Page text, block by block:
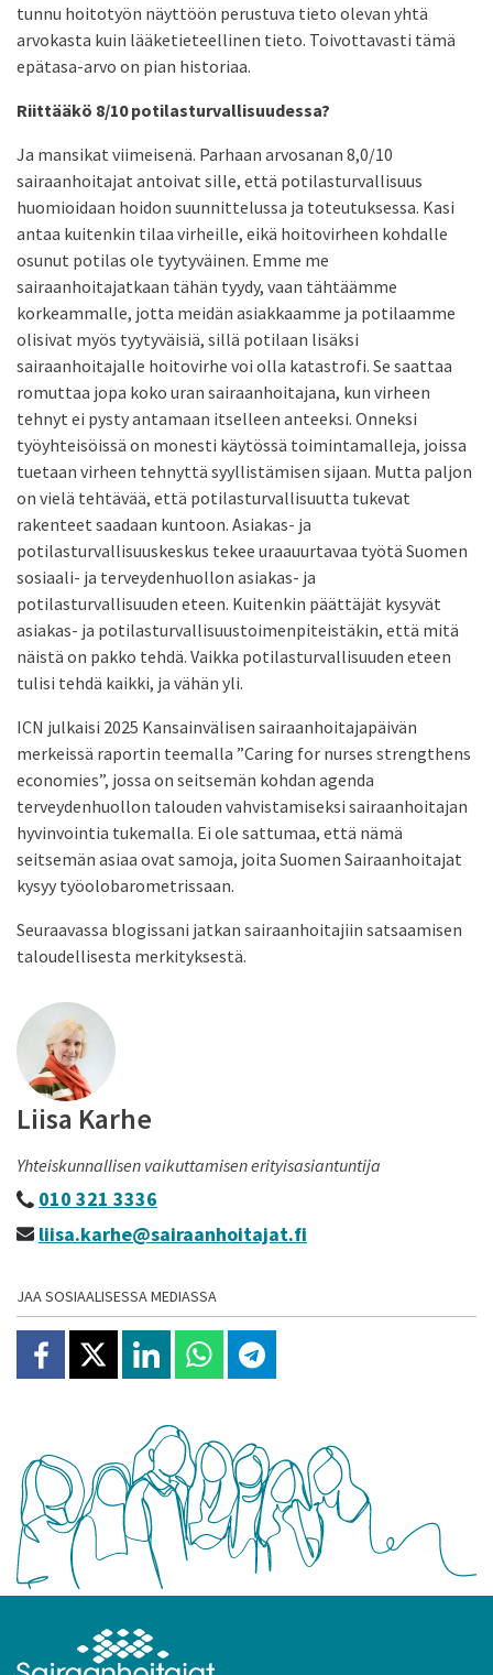
tunnu hoitotyön näyttöön perustuva tieto olevan yhtä
arvokasta kuin lääketieteellinen tieto. Toivottavasti tämä
epätasa-arvo on pian historiaa.
Riittääkö 8/10 potilasturvallisuudessa?
Ja mansikat viimeisenä. Parhaan arvosanan 8,0/10
sairaanhoitajat antoivat sille, että potilasturvallisuus
huomioidaan hoidon suunnittelussa ja toteutuksessa. Kasi
antaa kuitenkin tilaa virheille, eikä hoitovirheen kohdalle
osunut potilas ole tyytyväinen. Emme me
sairaanhoitajatkaan tähän tyydy, vaan tähtäämme
korkeammalle, jotta meidän asiakkaamme ja potilaamme
olisivat myös tyytyväisiä, sillä potilaan lisäksi
sairaanhoitajalle hoitovirhe voi olla katastrofi. Se saattaa
romuttaa jopa koko uran sairaanhoitajana, kun virheen
tehnyt ei pysty antamaan itselleen anteeksi. Onneksi
työyhteisöissä on monesti käytössä toimintamalleja, joissa
tuetaan virheen tehnyttä syyllistämisen sijaan. Mutta paljon
on vielä tehtävää, että potilasturvallisuutta tukevat
rakenteet saadaan kuntoon. Asiakas- ja
potilasturvallisuuskeskus tekee uraauurtavaa työtä Suomen
sosiaali- ja terveydenhuollon asiakas- ja
potilasturvallisuuden eteen. Kuitenkin päättäjät kysyvät
asiakas- ja potilasturvallisuustoimenpiteistäkin, että mitä
näistä on pakko tehdä. Vaikka potilasturvallisuuden eteen
tulisi tehdä kaikki, ja vähän yli.
ICN julkaisi 2025 Kansainvälisen sairaanhoitajapäivän
merkeissä raportin teemalla ”Caring for nurses strengthens
economies”, jossa on seitsemän kohdan agenda
terveydenhuollon talouden vahvistamiseksi sairaanhoitajan
hyvinvointia tukemalla. Ei ole sattumaa, että nämä
seitsemän asiaa ovat samoja, joita Suomen Sairaanhoitajat
kysyy työolobarometrissaan.
Seuraavassa blogissani jatkan sairaanhoitajiin satsaamisen
taloudellisesta merkityksestä.
Liisa Karhe
Yhteiskunnallisen vaikuttamisen erityisasiantuntija
010 321 3336
liisa.karhe@sairaanhoitajat.fi
JAA SOSIAALISESSA MEDIASSA
Jaa Facebookissa
Jaa X:ssäJaa Linkedinissä
Jaa Whatsappissa
Jaa Telegramissa